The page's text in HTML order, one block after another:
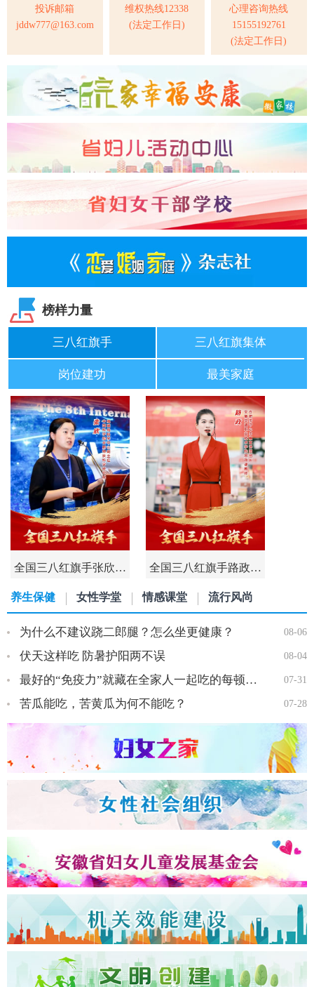
投诉邮箱
jddw777@163.com
维权热线12338
(法定工作日)
心理咨询热线
15155192761
(法定工作日)
榜样力量
三八红旗手 三八红旗集体
岗位建功 最美家庭
全国三八红旗手张欣… 全国三八红旗手路政…
全国三八红旗手王会知…
全国三八红旗手李丹…
养生保健 女性学堂 情感课堂 流行风尚
08-06
为什么不建议跷二郎腿？怎么坐更健康？
08-04
伏天这样吃 防暑护阳两不误
07-31
最好的“免疫力”就藏在全家人一起吃的每顿饭里…
07-28
苦瓜能吃，苦黄瓜为何不能吃？